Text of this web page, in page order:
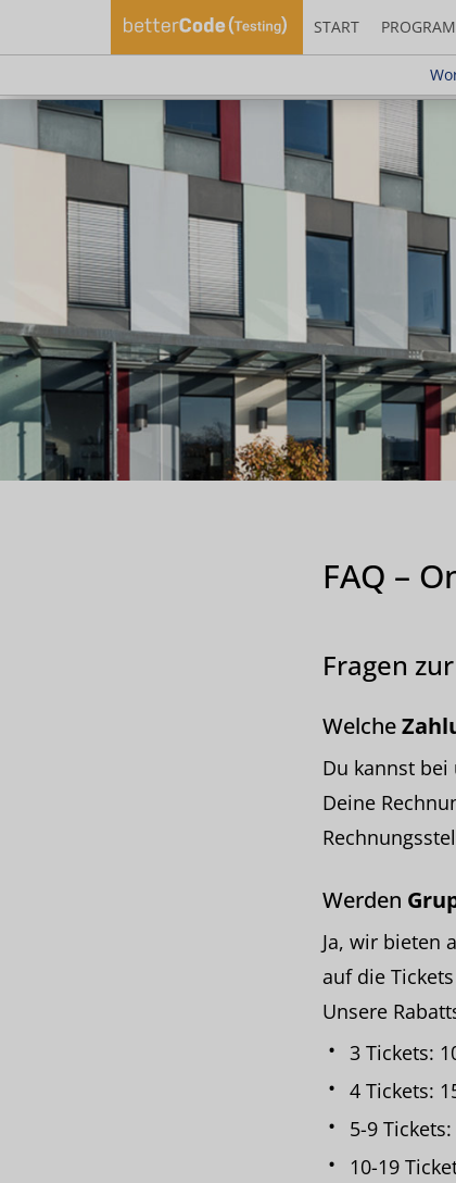
START
FAQ –
Fragen
Welche
Du kannst bei
Deine
Werden
Ja, wir bieten
auf die
Unsere
3 Tickets:
4 Tickets:
5-9 Tickets:
10-19